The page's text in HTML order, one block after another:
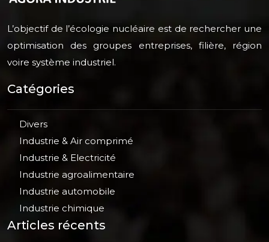
L’objectif de l’écologie nucléaire est de rechercher une
optimisation des groupes entreprises, filière, région
voire système industriel.
Catégories
Divers
Industrie & Air comprimé
Industrie & Electricité
Industrie agroalimentaire
Industrie automobile
Industrie chimique
Articles récents